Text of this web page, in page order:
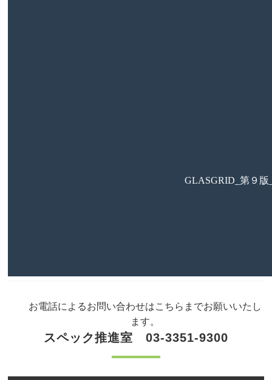
お電話によるお問い合わせはこちらまでお願いいたし
ます。
スペック推進室 03-3351-9300